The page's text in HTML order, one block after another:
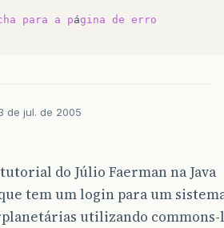
para a página de erro
de jul. de 2005
do Júlio Faerman na Java
tem um login para um
utilizando